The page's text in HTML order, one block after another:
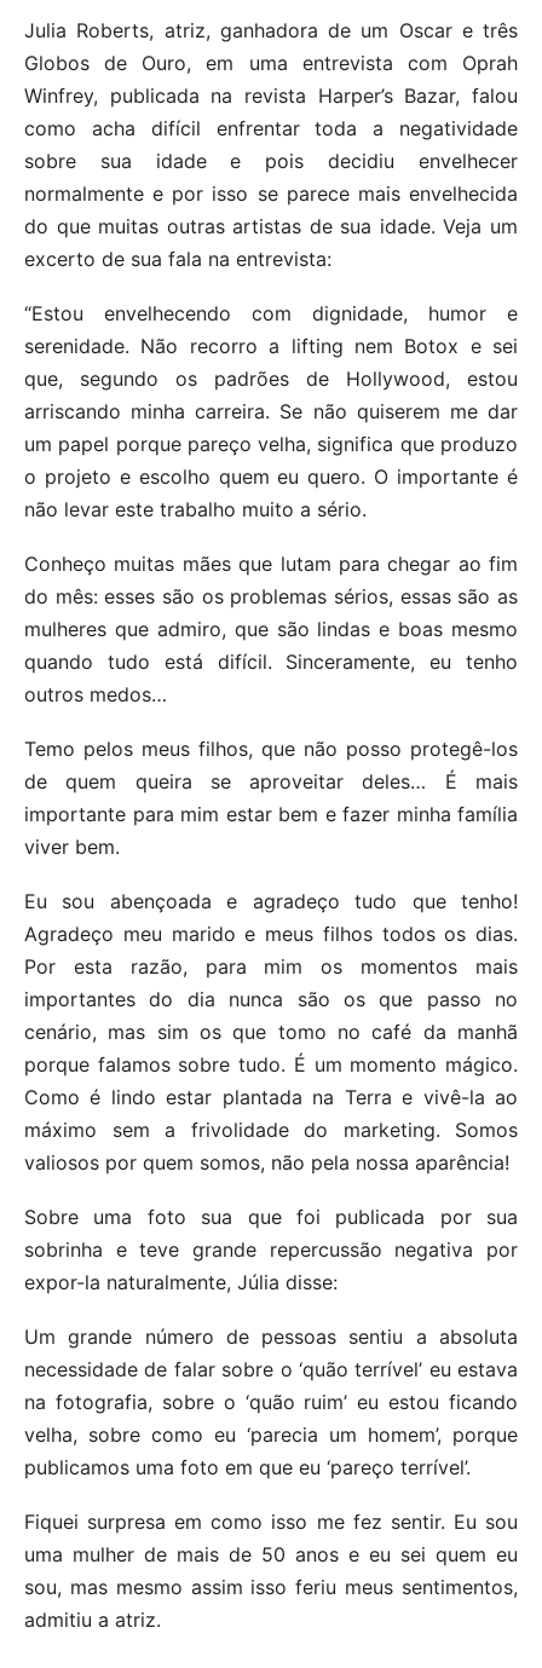
Julia Roberts, atriz, ganhadora de um Oscar e três
Globos de Ouro, em uma entrevista com Oprah
Winfrey, publicada na revista Harper’s Bazar, falou
como acha difícil enfrentar toda a negatividade
sobre sua idade e pois decidiu envelhecer
normalmente e por isso se parece mais envelhecida
do que muitas outras artistas de sua idade. Veja um
excerto de sua fala na entrevista:
“Estou envelhecendo com dignidade, humor e
serenidade. Não recorro a lifting nem Botox e sei
que, segundo os padrões de Hollywood, estou
arriscando minha carreira. Se não quiserem me dar
um papel porque pareço velha, significa que produzo
o projeto e escolho quem eu quero. O importante é
não levar este trabalho muito a sério.
Conheço muitas mães que lutam para chegar ao fim
do mês: esses são os problemas sérios, essas são as
mulheres que admiro, que são lindas e boas mesmo
quando tudo está difícil. Sinceramente, eu tenho
outros medos…
Temo pelos meus filhos, que não posso protegê-los
de quem queira se aproveitar deles… É mais
importante para mim estar bem e fazer minha família
viver bem.
Eu sou abençoada e agradeço tudo que tenho!
Agradeço meu marido e meus filhos todos os dias.
Por esta razão, para mim os momentos mais
importantes do dia nunca são os que passo no
cenário, mas sim os que tomo no café da manhã
porque falamos sobre tudo. É um momento mágico.
Como é lindo estar plantada na Terra e vivê-la ao
máximo sem a frivolidade do marketing. Somos
valiosos por quem somos, não pela nossa aparência!
Sobre uma foto sua que foi publicada por sua
sobrinha e teve grande repercussão negativa por
expor-la naturalmente, Júlia disse:
Um grande número de pessoas sentiu a absoluta
necessidade de falar sobre o ‘quão terrível’ eu estava
na fotografia, sobre o ‘quão ruim’ eu estou ficando
velha, sobre como eu ‘parecia um homem’, porque
publicamos uma foto em que eu ‘pareço terrível’.
Fiquei surpresa em como isso me fez sentir. Eu sou
uma mulher de mais de 50 anos e eu sei quem eu
sou, mas mesmo assim isso feriu meus sentimentos,
admitiu a atriz.